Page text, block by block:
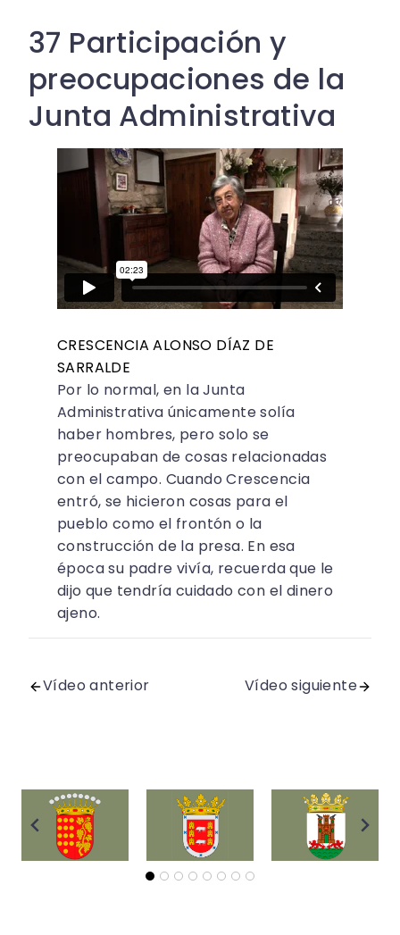
37 Participación y
preocupaciones de la
Junta Administrativa
CRESCENCIA ALONSO DÍAZ DE
SARRALDE
Por lo normal, en la Junta
Administrativa únicamente solía
haber hombres, pero solo se
preocupaban de cosas relacionadas
con el campo. Cuando Crescencia
entró, se hicieron cosas para el
pueblo como el frontón o la
construcción de la presa. En esa
época su padre vivía, recuerda que le
dijo que tendría cuidado con el dinero
ajeno.
Vídeo anterior Vídeo siguiente